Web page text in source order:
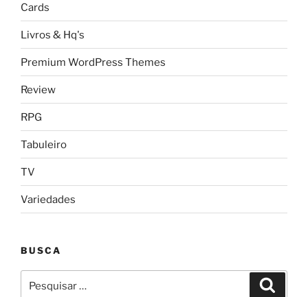
Cards
Livros & Hq's
Premium WordPress Themes
Review
RPG
Tabuleiro
TV
Variedades
BUSCA
por: